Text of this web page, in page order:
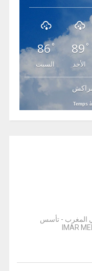
86°
السبت
89 °
الأحد
Temps
في المغرب - تأسس